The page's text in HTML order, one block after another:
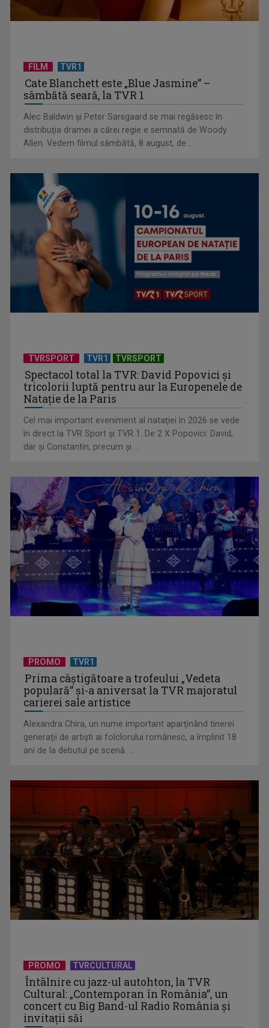
Un reper al cinematografiei mondiale, la TVR Cultural:
„Roma, oraș deschis”
Federația SANITAS suspendă temporar greva generală din
sistemul sanitar
De peste 160 de ani în slujba culturii românești. Povestea
„Societății” din ...
Protest de amploare al fermierilor în Capitală
FILM TVR1
Cate Blanchett este „Blue Jasmine” –
sâmbătă seară, la TVR 1
Alec Baldwin şi Peter Sarsgaard se mai regăsesc în
distribuţia dramei a cărei regie e semnată de Woody
Allen. Vedem filmul sâmbătă, 8 august, de ...
TVRSPORT TVR1 TVRSPORT
Spectacol total la TVR: David Popovici și
tricolorii luptă pentru aur la Europenele de
Natație de la Paris
Cel mai important eveniment al nataţiei în 2026 se vede
în direct la TVR Sport şi TVR 1. De 2 X Popovici: David,
dar şi Constantin, precum şi ...
PROMO TVR1
Prima câştigătoare a trofeului „Vedeta
populară” şi-a aniversat la TVR majoratul
carierei sale artistice
Alexandra Chira, un nume important aparţinând tinerei
generaţii de artişti ai folclorului românesc, a împlinit 18
ani de la debutul pe scenă. ...
PROMO TVRCULTURAL
Întâlnire cu jazz-ul autohton, la TVR
Cultural: „Contemporan în România”, un
concert cu Big Band-ul Radio România şi
invitaţii săi